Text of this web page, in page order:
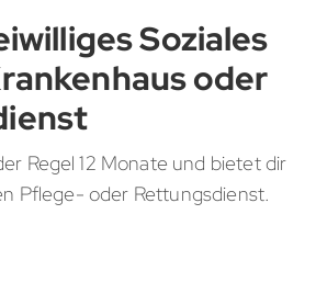
Soziales
oder
Regel 12 Monate und bietet dir
Pflege- oder Rettungsdienst.